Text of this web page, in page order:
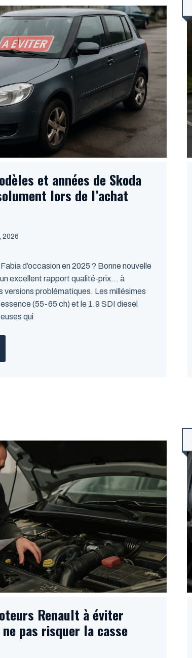
et années de Skoda
lors de l’achat
2026
d’occasion en 2025 ? Bonne nouvelle
excellent rapport qualité-prix… à
versions problématiques. Les millésimes
(55-65 ch) et le 1.9 SDI diesel
qui
Renault à éviter
pas risquer la casse